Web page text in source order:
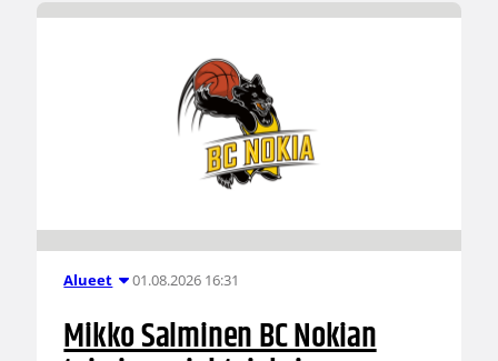
Alueet 01.08.2026 16:31
Mikko Salminen BC Nokian